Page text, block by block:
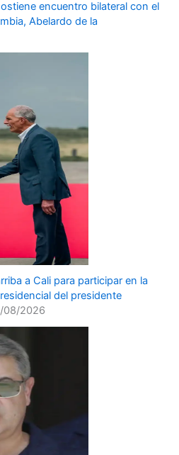
encuentro bilateral con el
Abelardo de la
a Cali para participar en la
del presidente
08/2026